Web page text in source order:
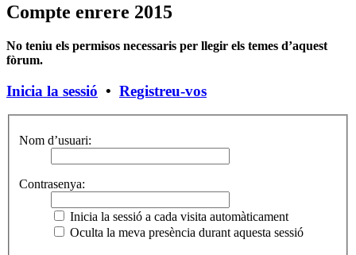
Compte enrere 2015
No teniu els permisos necessaris per llegir els temes d’aquest
fòrum.
Inicia la sessió • Registreu-vos
Nom d’usuari:
Contrasenya:
Inicia la sessió a cada visita automàticament
Oculta la meva presència durant aquesta sessió